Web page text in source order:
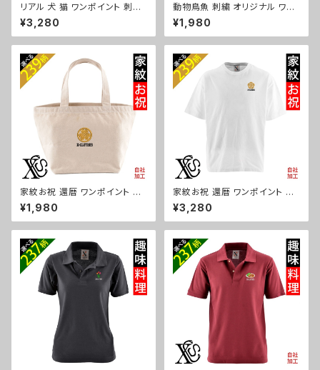
リアル 犬 猫 ワンポイント 刺繍
5.6オンス ビッグシルエット 半
袖 Tシャツ メンズ グッズ 白 ホ
ワイト カットソー 黒 ブラック 柄
ザー パグ ori-am-tst6-g10-
s
¥3,280
動物鳥魚 刺繍 オリジナル ワン
ポイントミニトートバッグ レディ
ース キッズ メンズ キャンバス オ
リジナル 小さめ 帆布 おしゃれ
ッグ 子供 柄 馬 鳥 豚 魚 グッズ
ori-aw-bag2-g06-s
¥1,980
家紋お祝 還暦 ワンポイント 刺
繍 オリジナル ミニトートバッグ
レディース キッズ メンズ キャン
バス 小さめ 帆布 おしゃれ トー
子供 グッズ 柄 丸に 五瓜 桔梗
巴 藤 羽 菱 唐花 木瓜 蔦 桐 ori
-aw-bag2-g07-s
¥1,980
家紋お祝 還暦 ワンポイント 刺
繍 5.6オンス ビッグシルエット
半袖 Tシャツ メンズ グッズ 白
ホワイト カットソー 黒 ブラック
唐花 木瓜 蔦 桐 ori-am-tst6-
g07-s
¥3,280